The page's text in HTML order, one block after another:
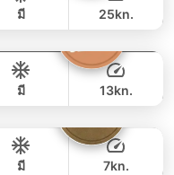
ำตื้น, กระดาน
สไลเดอร์น้ำ,
น)
65,000 THB
49,400 THB
มี 25kn.
47FT
81,000 THB
65,900 THB
มี 13kn.
มี 7kn.